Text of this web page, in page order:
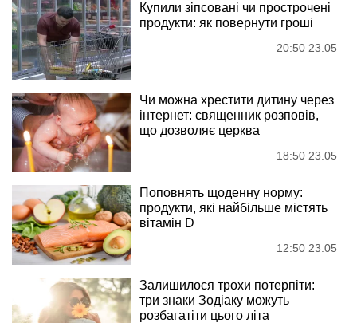
Купили зіпсовані чи прострочені
продукти: як повернути гроші
20:50 23.05
Чи можна хрестити дитину через
інтернет: священник розповів,
що дозволяє церква
18:50 23.05
Поповнять щоденну норму:
продукти, які найбільше містять
вітамін D
12:50 23.05
Залишилося трохи потерпіти:
три знаки Зодіаку можуть
розбагатіти цього літа